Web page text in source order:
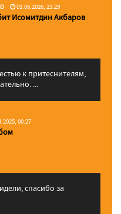
03.06.2026, 23:29
Исомитдин Акбаров
к притеснителям,
...
00:27
спасибо за